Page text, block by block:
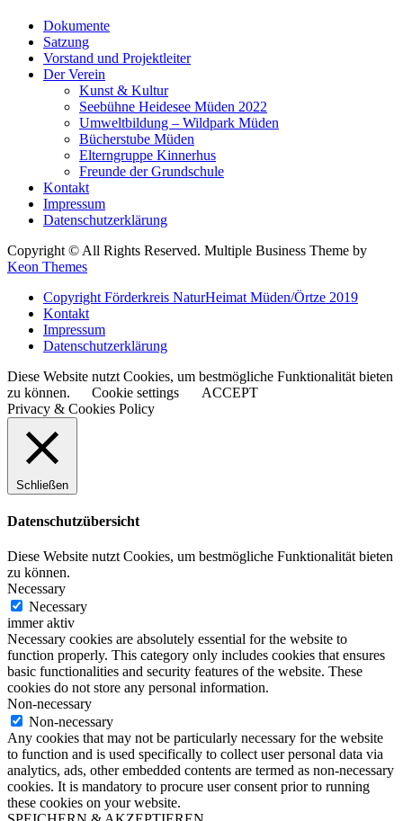
Dokumente
Satzung
Vorstand und Projektleiter
Der Verein
Kunst & Kultur
Seebühne Heidesee Müden 2022
Umweltbildung – Wildpark Müden
Bücherstube Müden
Elterngruppe Kinnerhus
Freunde der Grundschule
Kontakt
Impressum
Datenschutzerklärung
Copyright © All Rights Reserved. Multiple Business Theme by
Keon Themes
Copyright Förderkreis NaturHeimat Müden/Örtze 2019
Kontakt
Impressum
Datenschutzerklärung
Diese Website nutzt Cookies, um bestmögliche Funktionalität bieten
zu können.
Cookie settings
ACCEPT
Privacy & Cookies Policy
Schließen
Datenschutzübersicht
Diese Website nutzt Cookies, um bestmögliche Funktionalität bieten
zu können.
Necessary
Necessary
immer aktiv
Necessary cookies are absolutely essential for the website to
function properly. This category only includes cookies that ensures
basic functionalities and security features of the website. These
cookies do not store any personal information.
Non-necessary
Non-necessary
Any cookies that may not be particularly necessary for the website
to function and is used specifically to collect user personal data via
analytics, ads, other embedded contents are termed as non-necessary
cookies. It is mandatory to procure user consent prior to running
these cookies on your website.